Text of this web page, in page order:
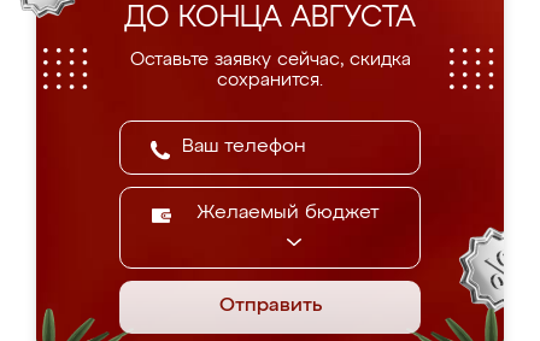
ДО КОНЦА АВГУСТА
Оставьте заявку сейчас, скидка
сохранится.
Желаемый бюджет
Отправить